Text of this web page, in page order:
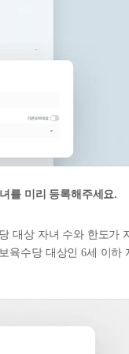
를 미리 등록해주세요.
대상 자녀 수와 한도가
육수당 대상인 6세 이하